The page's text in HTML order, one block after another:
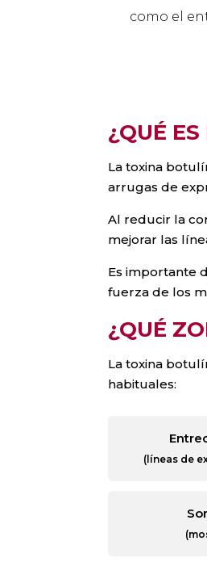
como el
¿QUÉ
La toxina
arrugas de
Al reducir la
mejorar las
Es importante
fuerza de los
¿QUÉ
La toxina
habituales:
(líneas de